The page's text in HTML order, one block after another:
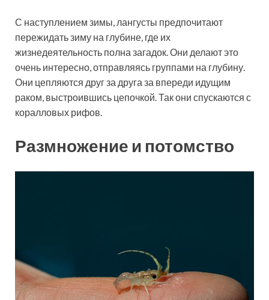
С наступлением зимы, лангусты предпочитают
пережидать зиму на глубине, где их
жизнедеятельность полна загадок. Они делают это
очень интересно, отправляясь группами на глубину.
Они цепляются друг за друга за впереди идущим
раком, выстроившись цепочкой. Так они спускаются с
коралловых рифов.
Размножение и потомство